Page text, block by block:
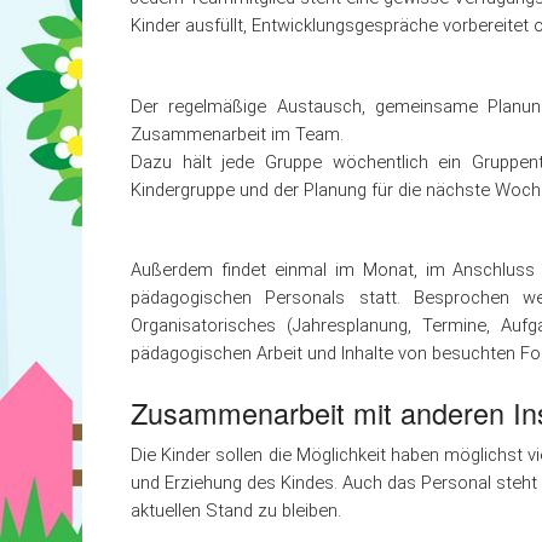
Kinder ausfüllt, Entwicklungsgespräche vorbereitet
Der regelmäßige Austausch, gemeinsame
Zusammenarbeit im Team.
Dazu hält jede Gruppe wöchentlich ein
Kindergruppe und der Planung für die nächste
Außerdem findet einmal im Monat, im
pädagogischen Personals statt. Besprochen
Organisatorisches (Jahresplanung, Termine,
pädagogischen Arbeit und Inhalte von besuchten
Zusammenarbeit mit anderen
Die Kinder sollen die Möglichkeit haben möglichst
und Erziehung des Kindes. Auch das Personal steht
aktuellen Stand zu bleiben.